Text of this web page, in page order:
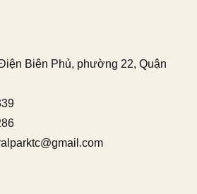
Biên Phủ, phường 22, Quận